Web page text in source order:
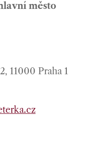
město
11000 Praha 1